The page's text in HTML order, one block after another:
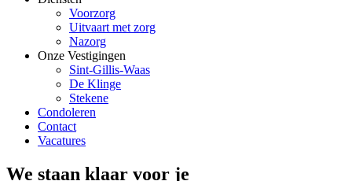
Voorzorg
Uitvaart met zorg
Nazorg
Onze Vestigingen
Sint-Gillis-Waas
De Klinge
Stekene
Condoleren
Contact
Vacatures
We staan klaar voor je